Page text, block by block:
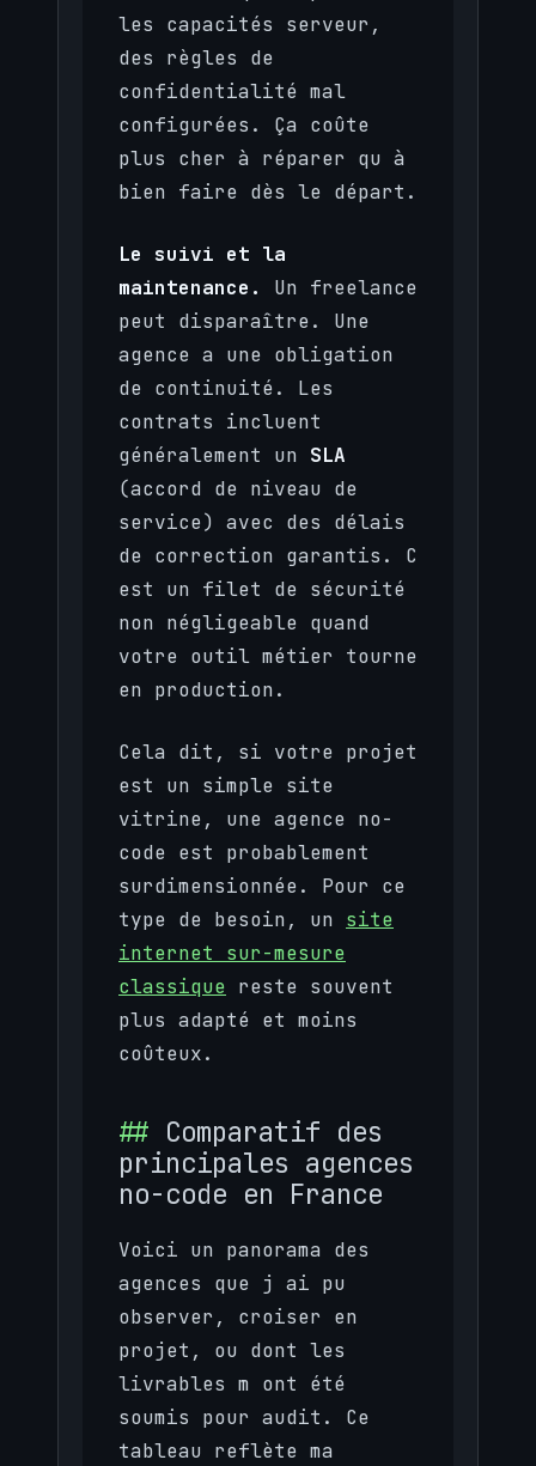
les capacités serveur,
des règles de
confidentialité mal
configurées. Ça coûte
plus cher à réparer qu à
bien faire dès le départ.
Le suivi et la
maintenance.
Un freelance
peut disparaître. Une
agence a une obligation
de continuité. Les
contrats incluent
généralement un SLA
(accord de niveau de
service) avec des délais
de correction garantis. C
est un filet de sécurité
non négligeable quand
votre outil métier tourne
en production.
Cela dit, si votre projet
est un simple site
vitrine, une agence no-
code est probablement
surdimensionnée. Pour ce
type de besoin, un site
internet sur-mesure
classique reste souvent
plus adapté et moins
coûteux.
Comparatif des
principales agences
no-code en France
Voici un panorama des
agences que j ai pu
observer, croiser en
projet, ou dont les
livrables m ont été
soumis pour audit. Ce
tableau reflète ma